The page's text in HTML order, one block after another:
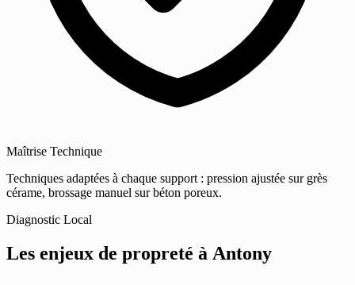
Maîtrise Technique
Techniques adaptées à chaque support : pression ajustée sur grès
cérame, brossage manuel sur béton poreux.
Diagnostic Local
Les enjeux de propreté à Antony